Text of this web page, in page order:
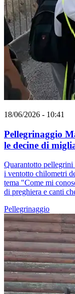
18/06/2026 - 10:41
Pellegrinaggio
le decine di
Quarantotto pellegrini
i ventotto chilometri
tema "Come mi
di preghiera e canti
Pellegrinaggio